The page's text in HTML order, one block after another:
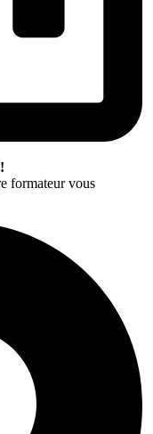
formateur vous